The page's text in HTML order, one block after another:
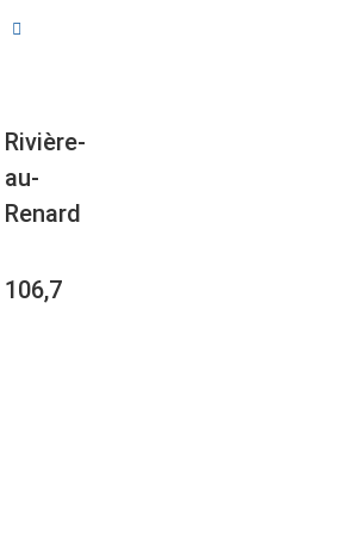
Rivière-
au-
Renard
106,7